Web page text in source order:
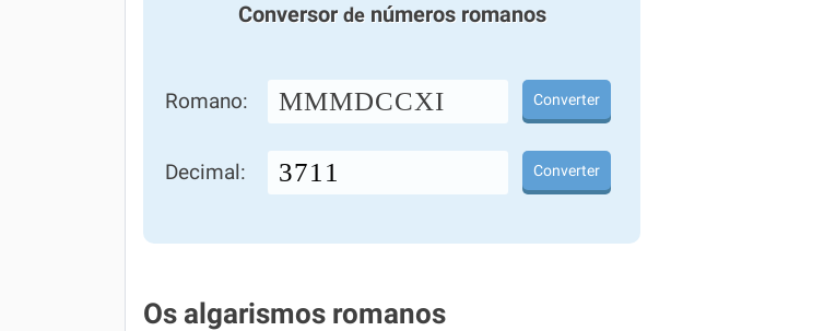
Conversor denúmeros romanos
Romano: MMMDCCXI Converter
Decimal: Converter
Os algarismos romanos